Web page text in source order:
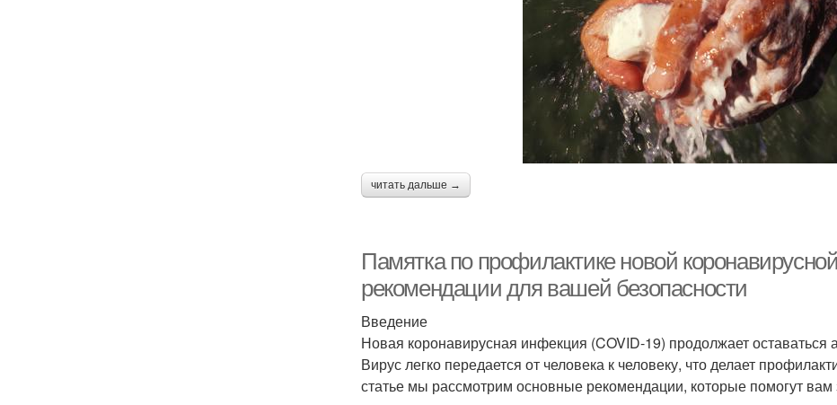
читать дальше →
Памятка по профилактике новой
рекомендации для вашей безопасности
Введение
Новая коронавирусная инфекция (COVID-19) продолжает оставаться
Вирус легко передается от человека к человеку, что делает
статье мы рассмотрим основные рекомендации, которые помогут вам